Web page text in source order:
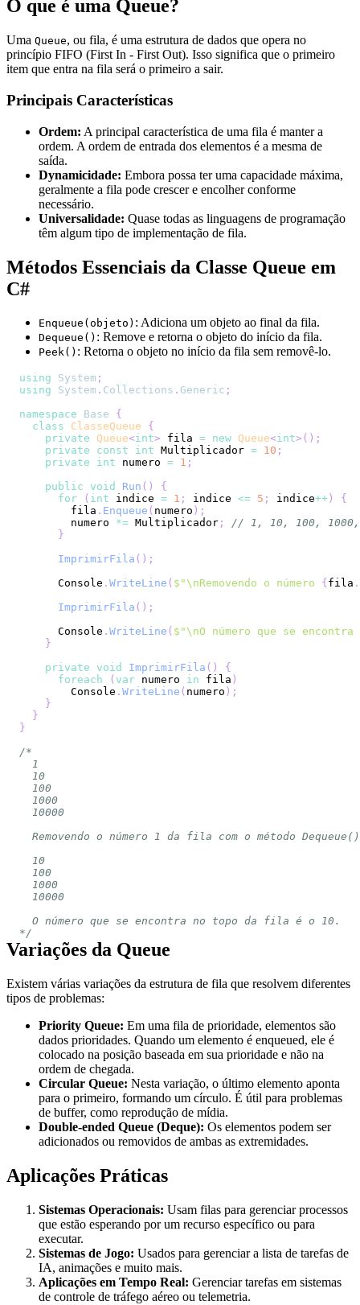
O que é uma Queue?
Uma Queue, ou fila, é uma estrutura de dados que opera no
princípio FIFO (First In - First Out). Isso significa que o primeiro
item que entra na fila será o primeiro a sair.
Principais Características
Ordem: A principal característica de uma fila é manter a
ordem. A ordem de entrada dos elementos é a mesma de
saída.
Dynamicidade: Embora possa ter uma capacidade máxima,
geralmente a fila pode crescer e encolher conforme
necessário.
Universalidade: Quase todas as linguagens de programação
têm algum tipo de implementação de fila.
Métodos Essenciais da Classe Queue em
C#
Enqueue(objeto) : Adiciona um objeto ao final da fila.
Dequeue() : Remove e retorna o objeto do início da fila.
Peek() : Retorna o objeto no início da fila sem removê-lo.
using System ;
using
System . Collections . Generic ;
namespace
Base
{
class
ClasseQueue
{
private Queue<int> fila = new Queue<int> ( ) ;
private
const int Multiplicador = 10 ;
private
int numero = 1 ;
public
void Run ( )
{
for
( int indice = 1 ; indice <= 5 ; indice++ )
{
        fila
. Enqueue ( numero ) ;
        numero
*= Multiplicador ;
// 1, 10, 100, 1000,
}
ImprimirFila ( ) ;
      Console
. WriteLine ( $"\nRemovendo o número { fila .
ImprimirFila ( ) ;
      Console
. WriteLine ( $"\nO número que se
}
private
void ImprimirFila ( )
{
foreach
( var numero in fila )
        Console
. WriteLine ( numero ) ;
}
}
}
*/
Variações da Queue
Existem várias variações da estrutura de fila que resolvem diferentes
tipos de problemas:
Priority Queue: Em uma fila de prioridade, elementos são
dados prioridades. Quando um elemento é enqueued, ele é
colocado na posição baseada em sua prioridade e não na
ordem de chegada.
Circular Queue: Nesta variação, o último elemento aponta
para o primeiro, formando um círculo. É útil para problemas
de buffer, como reprodução de mídia.
Double-ended Queue (Deque): Os elementos podem ser
adicionados ou removidos de ambas as extremidades.
Aplicações Práticas
Sistemas Operacionais: Usam filas para gerenciar processos
que estão esperando por um recurso específico ou para
executar.
Sistemas de Jogo: Usados para gerenciar a lista de tarefas de
IA, animações e muito mais.
Aplicações em Tempo Real: Gerenciar tarefas em sistemas
de controle de tráfego aéreo ou telemetria.